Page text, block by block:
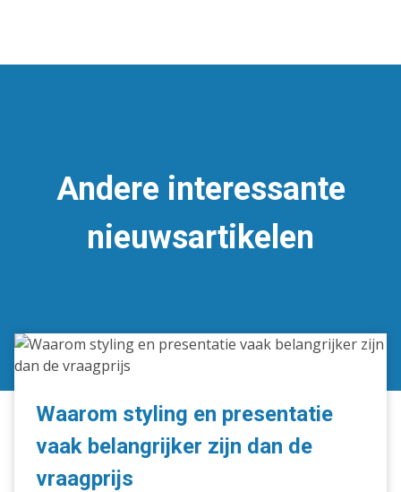
Andere interessante
nieuwsartikelen
Waarom
styling
en
presentatie
belangrijker
zijn
Waarom styling en presentatie
vaak belangrijker zijn dan de
vraagprijs